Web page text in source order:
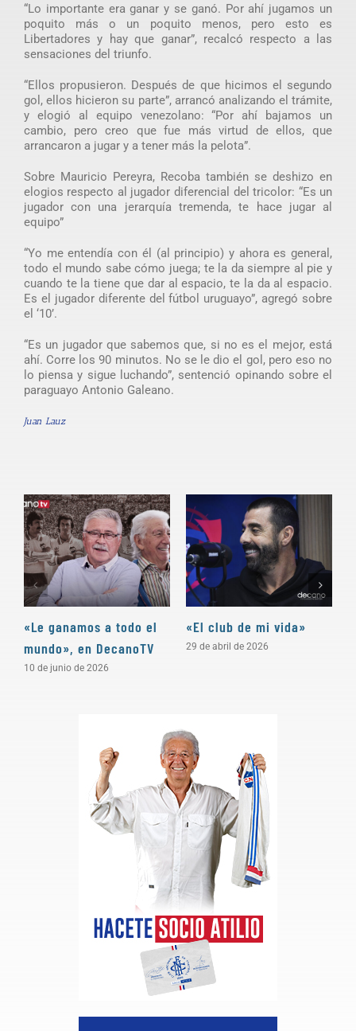
“Lo importante era ganar y se ganó. Por ahí jugamos un
poquito más o un poquito menos, pero esto es
Libertadores y hay que ganar”, recalcó respecto a las
sensaciones del triunfo.
“Ellos propusieron. Después de que hicimos el segundo
gol, ellos hicieron su parte”, arrancó analizando el trámite,
y elogió al equipo venezolano: “Por ahí bajamos un
cambio, pero creo que fue más virtud de ellos, que
arrancaron a jugar y a tener más la pelota”.
Sobre Mauricio Pereyra, Recoba también se deshizo en
elogios respecto al jugador diferencial del tricolor: “Es un
jugador con una jerarquía tremenda, te hace jugar al
equipo”
“Yo me entendía con él (al principio) y ahora es general,
todo el mundo sabe cómo juega; te la da siempre al pie y
cuando te la tiene que dar al espacio, te la da al espacio.
Es el jugador diferente del fútbol uruguayo”, agregó sobre
el ‘10’.
“Es un jugador que sabemos que, si no es el mejor, está
ahí. Corre los 90 minutos. No se le dio el gol, pero eso no
lo piensa y sigue luchando”, sentenció opinando sobre el
paraguayo Antonio Galeano.
Juan Lauz
«Le ganamos a todo el
mundo», en DecanoTV
10 de junio de 2026
«El club de mi vida»
29 de abril de 2026